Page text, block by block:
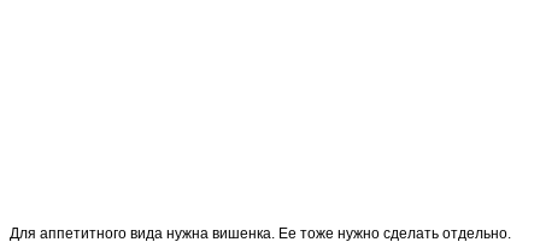
Для аппетитного вида нужна вишенка. Ее тоже нужно сделать отдельно.